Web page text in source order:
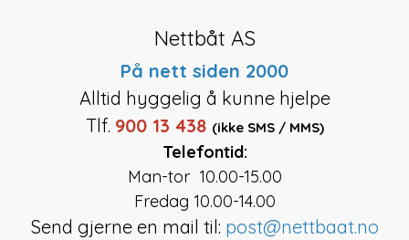
Nettbåt AS
På nett siden 2000
Alltid hyggelig å kunne hjelpe
Tlf. 900 13 438 (ikke SMS / MMS)
Telefontid:
Man-tor 10.00-15.00
Fredag 10.00-14.00
Send gjerne en mail til: post@nettbaat.no